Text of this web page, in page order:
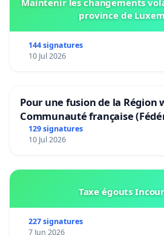
Maintenir les changements
province de
144 signatures
10 Jul 2026
Pour une fusion de la Région
Communauté française
Bruxelles)
129 signatures
10 Jul 2026
Taxe égouts
227 signatures
7 Jun 2026